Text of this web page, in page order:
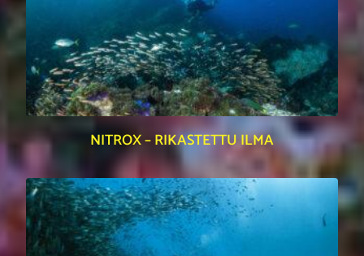
NITROX – RIKASTETTU ILMA